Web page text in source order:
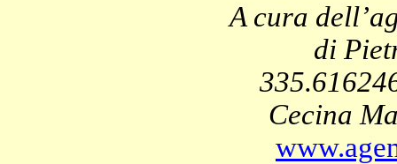
A cura
di
Cecina